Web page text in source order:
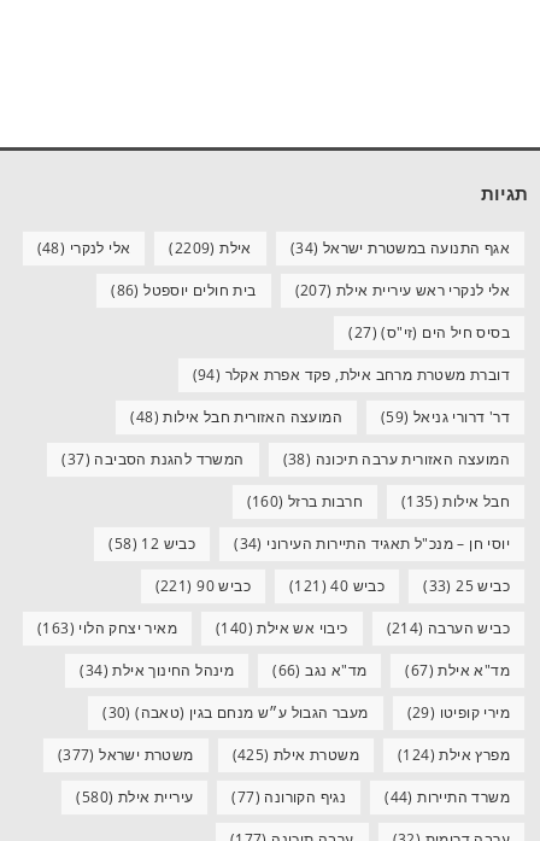
תגיות
אגף התנועה במשטרת ישראל (34) אילת(2209) אלי לנקרי (48)
אלי לנקרי ראש עיריית אילת (207) בית חולים יוספטל(86)
בסיס חיל הים (זי"ס)(27)
דוברת משטרת מרחב אילת, פקד אפרת אקלר (94)
דר' דרורי גניאל (59) המועצה האזורית חבל אילות(48)
המועצה האזורית ערבה תיכונה (38) המשרד להגנת הסביבה (37)
חבל אילות(135) חרבות ברזל (160)
יוסי חן – מנכ"ל תאגיד התיירות העירוני (34) כביש 12 (58)
כביש 25 (33) כביש 40 (121) כביש 90 (221)
כביש הערבה (214) כיבוי אש אילת(140) מאיר יצחק הלוי (163)
מד"א אילת(67) מד"א נגב(66) מינהל החינוך אילת(34)
מירי קופיטו (29) מעבר הגבול ע״ש מנחם בגין (טאבה)(30)
מפרץ אילת(124) משטרת אילת (425) משטרת ישראל(377)
משרד התיירות(44) נגיף הקורונה (77) עיריית אילת (580)